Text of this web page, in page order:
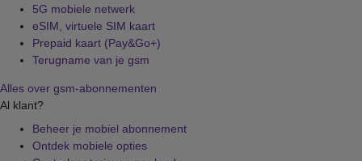
5G mobiele netwerk
eSIM, virtuele SIM kaart
Prepaid kaart (Pay&Go+)
Terugname van je gsm
Alles over gsm-abonnementen
Al klant?
Beheer je mobiel abonnement
Ontdek mobiele opties